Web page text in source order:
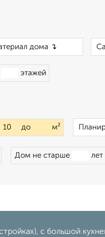
этажей
до м²
Дом не старше лет
c большой